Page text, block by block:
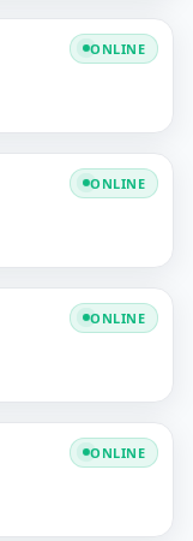
ONLINE
ONLINE
ONLINE
ONLINE